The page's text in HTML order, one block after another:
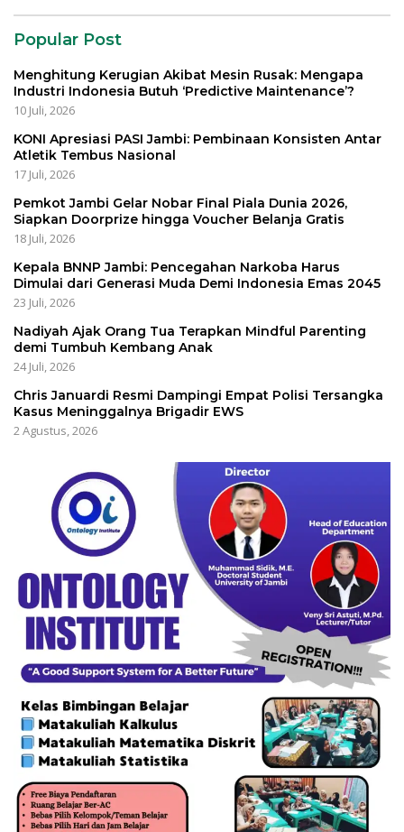
Popular Post
Menghitung Kerugian Akibat Mesin Rusak: Mengapa
Industri Indonesia Butuh ‘Predictive Maintenance’?
10 Juli, 2026
KONI Apresiasi PASI Jambi: Pembinaan Konsisten Antar
Atletik Tembus Nasional
17 Juli, 2026
Pemkot Jambi Gelar Nobar Final Piala Dunia 2026,
Siapkan Doorprize hingga Voucher Belanja Gratis
18 Juli, 2026
Kepala BNNP Jambi: Pencegahan Narkoba Harus
Dimulai dari Generasi Muda Demi Indonesia Emas 2045
23 Juli, 2026
Nadiyah Ajak Orang Tua Terapkan Mindful Parenting
demi Tumbuh Kembang Anak
24 Juli, 2026
Chris Januardi Resmi Dampingi Empat Polisi Tersangka
Kasus Meninggalnya Brigadir EWS
2 Agustus, 2026